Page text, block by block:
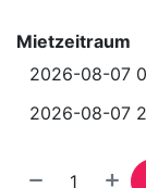
Mietzeitraum